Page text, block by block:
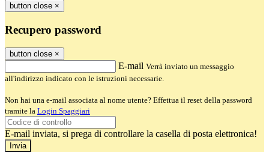
button close ×
Recupero password
button close ×
E-mail Verrà inviato un messaggio
all'indirizzo indicato con le istruzioni necessarie.
Non hai una e-mail associata al nome utente? Effettua il reset della password
tramite la Login Spaggiari
E-mail inviata, si prega di controllare la casella di posta elettronica!